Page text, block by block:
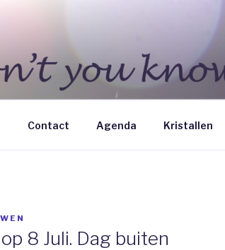
Contact Agenda Kristallen
8 Juli. Dag buiten